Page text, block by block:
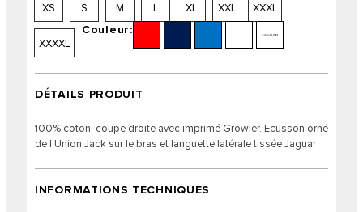
XS S M L XL XXL XXXL
XXXXL
Couleur:
DÉTAILS PRODUIT
100% coton, coupe droite avec imprimé Growler. Ecusson orné
de l'Union Jack sur le bras et languette latérale tissée Jaguar
INFORMATIONS TECHNIQUES